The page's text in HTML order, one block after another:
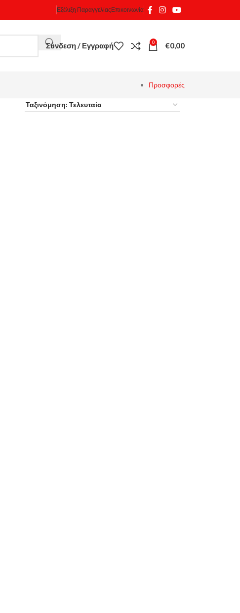
Εξέλιξη ΠαραγγελίαςΕπικοινωνία
Σύνδεση / Εγγραφή 0 €0,00
Προσφορές